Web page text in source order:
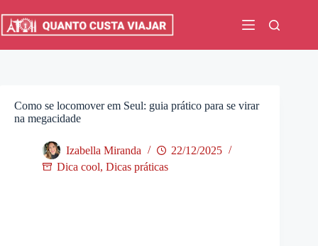
para
Como se locomover em Seul: guia prático para se virar
na megacidade
Izabella Miranda
22/12/2025
Dica cool, Dicas práticas